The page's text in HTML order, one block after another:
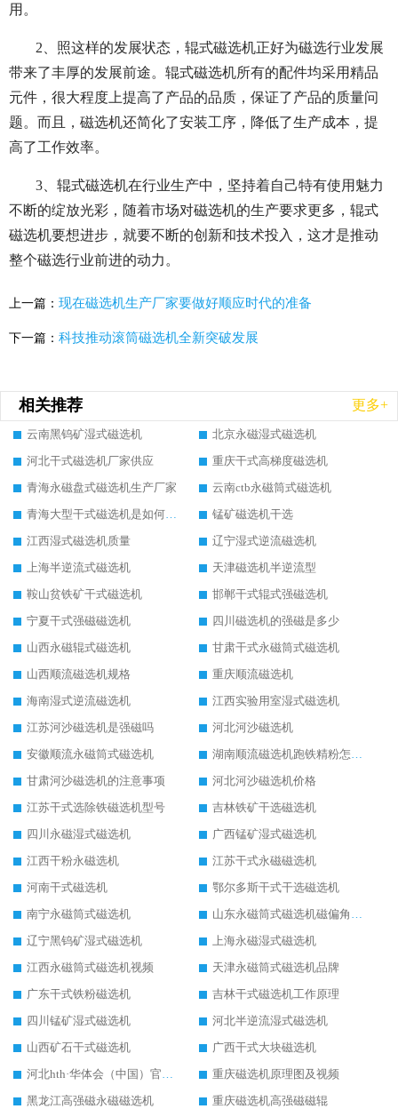
用。
2、照这样的发展状态，辊式磁选机正好为磁选行业发展
带来了丰厚的发展前途。辊式磁选机所有的配件均采用精品
元件，很大程度上提高了产品的品质，保证了产品的质量问
题。而且，磁选机还简化了安装工序，降低了生产成本，提
高了工作效率。
3、辊式磁选机在行业生产中，坚持着自己特有使用魅力
不断的绽放光彩，随着市场对磁选机的生产要求更多，辊式
磁选机要想进步，就要不断的创新和技术投入，这才是推动
整个磁选行业前进的动力。
上一篇： 现在磁选机生产厂家要做好顺应时代的准备
下一篇： 科技推动滚筒磁选机全新突破发展
相关推荐 更多+
云南黑钨矿湿式磁选机
北京永磁湿式磁选机
河北干式磁选机厂家供应
重庆干式高梯度磁选机
青海永磁盘式磁选机生产厂家
云南ctb永磁筒式磁选机
青海大型干式磁选机是如何选矿的
锰矿磁选机干选
江西湿式磁选机质量
辽宁湿式逆流磁选机
上海半逆流式磁选机
天津磁选机半逆流型
鞍山贫铁矿干式磁选机
邯郸干式辊式强磁选机
宁夏干式强磁磁选机
四川磁选机的强磁是多少
山西永磁辊式磁选机
甘肃干式永磁筒式磁选机
山西顺流磁选机规格
重庆顺流磁选机
海南湿式逆流磁选机
江西实验用室湿式磁选机
江苏河沙磁选机是强磁吗
河北河沙磁选机
安徽顺流永磁筒式磁选机
湖南顺流磁选机跑铁精粉怎么处理
甘肃河沙磁选机的注意事项
河北河沙磁选机价格
江苏干式选除铁磁选机型号
吉林铁矿干选磁选机
四川永磁湿式磁选机
广西锰矿湿式磁选机
江西干粉永磁选机
江苏干式永磁磁选机
河南干式磁选机
鄂尔多斯干式干选磁选机
南宁永磁筒式磁选机
山东永磁筒式磁选机磁偏角怎么调整
辽宁黑钨矿湿式磁选机
上海永磁湿式磁选机
江西永磁筒式磁选机视频
天津永磁筒式磁选机品牌
广东干式铁粉磁选机
吉林干式磁选机工作原理
四川锰矿湿式磁选机
河北半逆流湿式磁选机
山西矿石干式磁选机
广西干式大块磁选机
河北hth·华体会（中国）官方网站-hth.com 工作视频
重庆磁选机原理图及视频
黑龙江高强磁永磁磁选机
重庆磁选机高强磁磁辊